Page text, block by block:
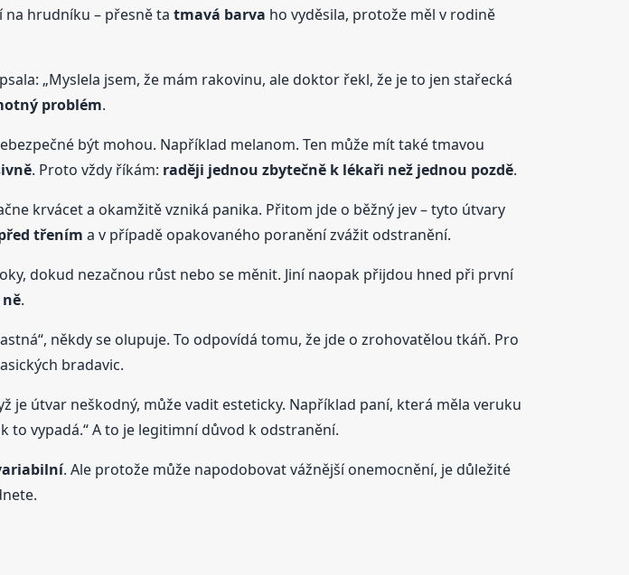
na hrudníku – přesně ta tmavá barva ho vyděsila, protože měl v rodině
„Myslela jsem, že mám rakovinu, ale doktor řekl, že je to jen stařecká
problém.
být mohou. Například melanom. Ten může mít také tmavou
. Proto vždy říkám: raději jednou zbytečně k lékaři než jednou pozdě.
krvácet a okamžitě vzniká panika. Přitom jde o běžný jev – tyto útvary
třením a v případě opakovaného poranění zvážit odstranění.
dokud nezačnou růst nebo se měnit. Jiní naopak přijdou hned při první
.
někdy se olupuje. To odpovídá tomu, že jde o zrohovatělou tkáň. Pro
bradavic.
je útvar neškodný, může vadit esteticky. Například paní, která měla veruku
to vypadá.“ A to je legitimní důvod k odstranění.
. Ale protože může napodobovat vážnější onemocnění, je důležité